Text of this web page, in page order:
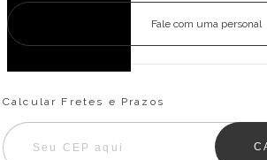
Fale com uma personal
Entregas para o CEP:
Calcular Fretes e Prazos